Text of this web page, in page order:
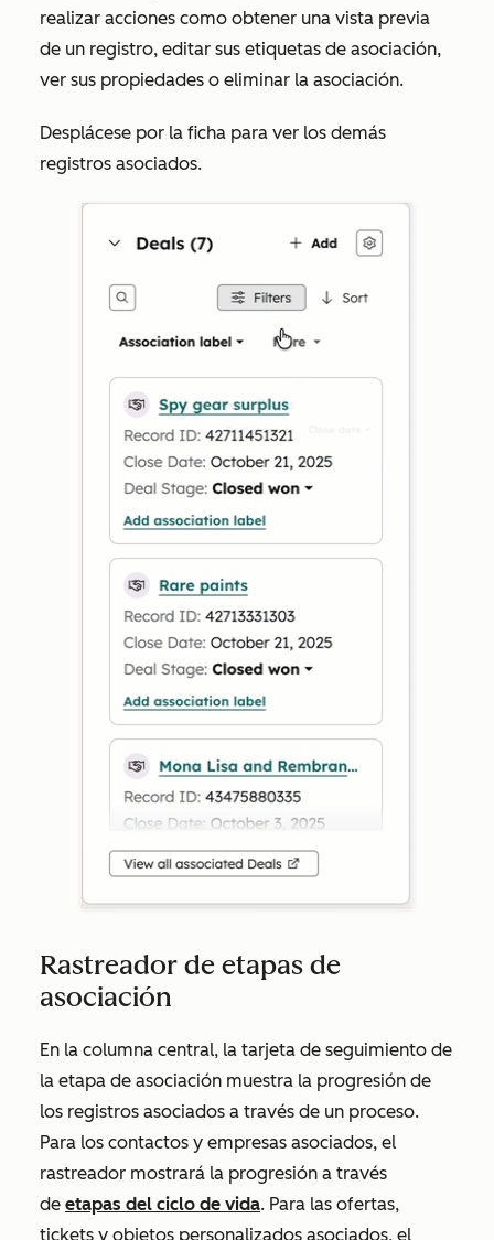
realizar acciones como obtener una vista previa
de un registro, editar sus etiquetas de asociación,
ver sus propiedades o eliminar la asociación.
Desplácese por la ficha para ver los demás
registros asociados.
Rastreador de etapas de
asociación
En la columna central, la tarjeta de seguimiento de
la etapa de asociación muestra la progresión de
los registros asociados a través de un proceso.
Para los contactos y empresas asociados, el
rastreador mostrará la progresión a través
de etapas del ciclo de vida. Para las ofertas,
tickets y objetos personalizados asociados, el